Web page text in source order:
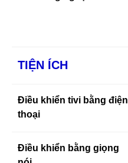
TIỆN ÍCH
Điều khiển tivi bằng điện
thoại
Điều khiển bằng giọng